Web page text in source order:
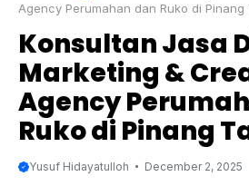
Agency Perumahan dan Ruko di Pinang
Konsultan Jasa
Marketing &
Agency
Ruko di Pinang
Yusuf Hidayatulloh December 2, 2025